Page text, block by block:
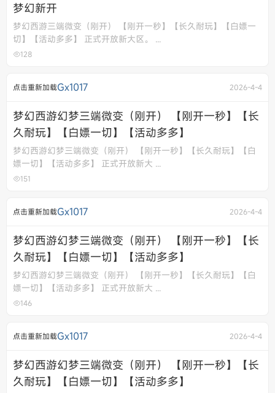
梦幻新开
梦幻西游三端微变（刚开） 【刚开一秒】【长久耐玩】【白嫖一
切】【活动多多】 正式开放新大区。 ...
128
点击重新加载Gx1017 2026-4-4
梦幻西游幻梦三端微变（刚开） 【刚开一秒】【长
久耐玩】【白嫖一切】【活动多多】
梦幻西游幻梦三端微变（刚开） 【刚开一秒】【长久耐玩】【白
嫖一切】【活动多多】 正式开放新大 ...
151
点击重新加载Gx1017 2026-4-4
梦幻西游幻梦三端微变（刚开） 【刚开一秒】【长
久耐玩】【白嫖一切】【活动多多】
梦幻西游幻梦三端微变（刚开） 【刚开一秒】【长久耐玩】【白
嫖一切】【活动多多】 正式开放新大 ...
146
点击重新加载Gx1017 2026-4-4
梦幻西游幻梦三端微变（刚开） 【刚开一秒】【长
久耐玩】【白嫖一切】【活动多多】